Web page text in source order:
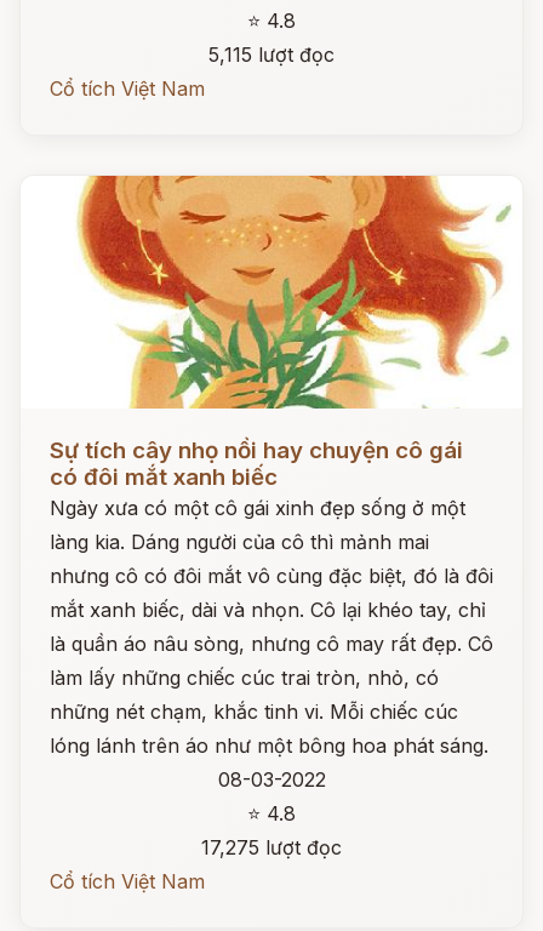
⭐ 4.8
5,115 lượt đọc
Cổ tích Việt Nam
Sự tích cây nhọ nồi hay chuyện cô gái
có đôi mắt xanh biếc
Ngày xưa có một cô gái xinh đẹp sống ở một
làng kia. Dáng người của cô thì mảnh mai
nhưng cô có đôi mắt vô cùng đặc biệt, đó là đôi
mắt xanh biếc, dài và nhọn. Cô lại khéo tay, chỉ
là quần áo nâu sòng, nhưng cô may rất đẹp. Cô
làm lấy những chiếc cúc trai tròn, nhỏ, có
những nét chạm, khắc tinh vi. Mỗi chiếc cúc
lóng lánh trên áo như một bông hoa phát sáng.
08-03-2022
⭐ 4.8
17,275 lượt đọc
Cổ tích Việt Nam